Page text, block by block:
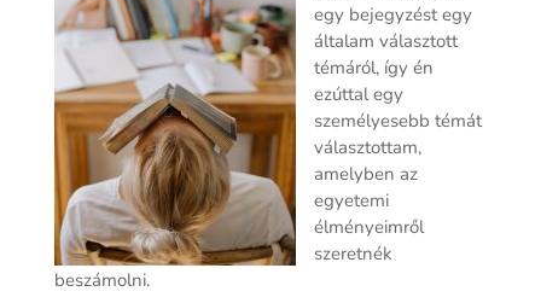
egy bejegyzést egy
általam választott
témáról, így én
ezúttal egy
személyesebb témát
választottam,
amelyben az
egyetemi
élményeimről
szeretnék
beszámolni.